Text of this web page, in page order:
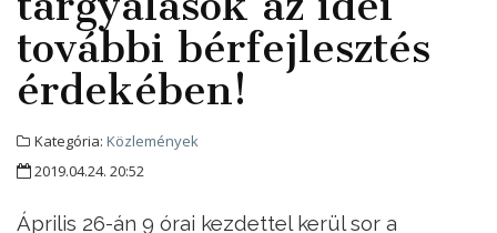
további bérfejlesztés
érdekében!
Kategória: Közlemények
2019.04.24. 20:52
Április 26-án 9 órai kezdettel kerül sor a